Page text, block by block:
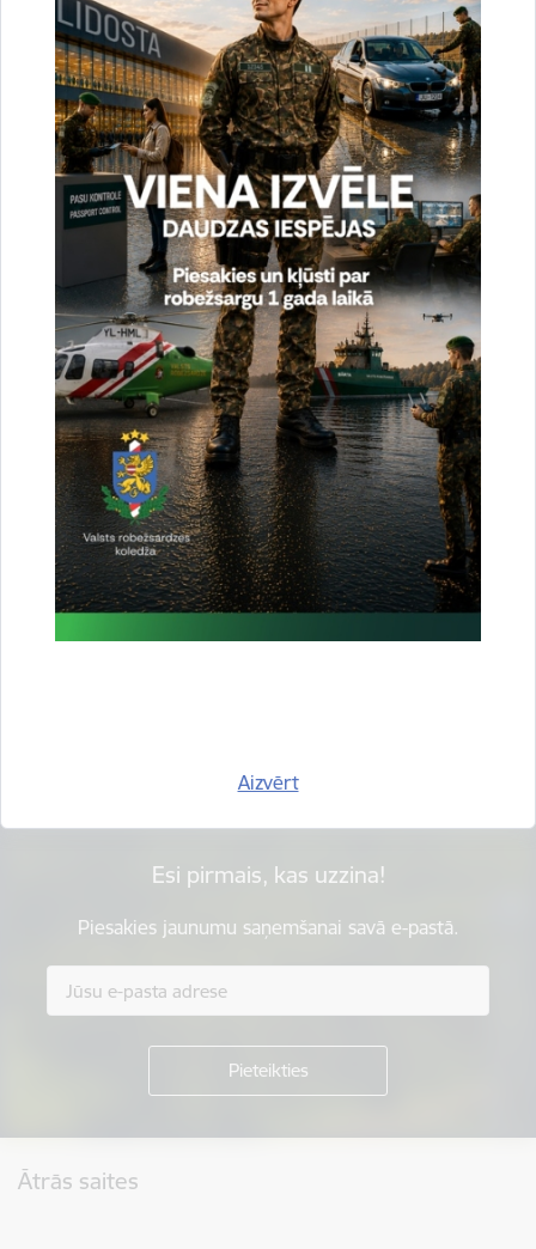
Aizvērt
Saistītas tēmas
Aktualitātes: Statistika
Drukāt lapu
Esi pirmais, kas uzzina!
Piesakies jaunumu saņemšanai savā e-pastā.
Ātrās saites